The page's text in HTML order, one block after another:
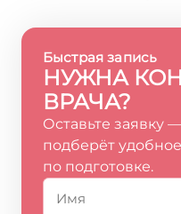
Быстрая запись
НУЖНА
ВРАЧА?
Оставьте заявку
подберёт
по подготовке.